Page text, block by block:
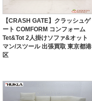
【CRASH GATE】クラッシュゲ
ート COMFORM コンフォーム
Tet&Tot 2人掛けソファ&オット
マン/スツール 出張買取 東京都港
区